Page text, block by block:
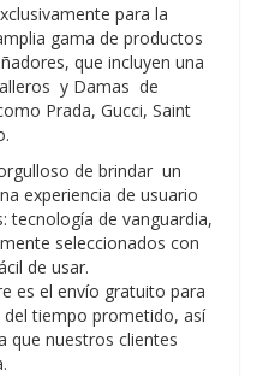
para la
gama de productos
que incluyen una
y Damas de
Prada, Gucci, Saint
de brindar un
experiencia de usuario
tecnología de vanguardia,
seleccionados con
de usar.
es el envío gratuito para
tiempo prometido, así
que nuestros clientes